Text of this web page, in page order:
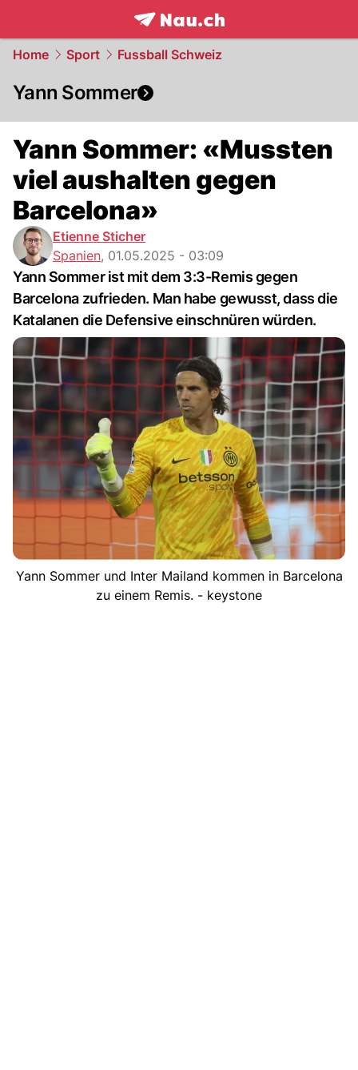
frontpage.NAU.ch
Home Sport Fussball Schweiz
Yann Sommer
Yann Sommer: «Mussten
viel aushalten gegen
Barcelona»
Etienne Sticher
Spanien, 01.05.2025 - 03:09
Yann Sommer ist mit dem 3:3-Remis gegen
Barcelona zufrieden. Man habe gewusst, dass die
Katalanen die Defensive einschnüren würden.
Yann Sommer und Inter Mailand kommen in Barcelona
zu einem Remis. - keystone